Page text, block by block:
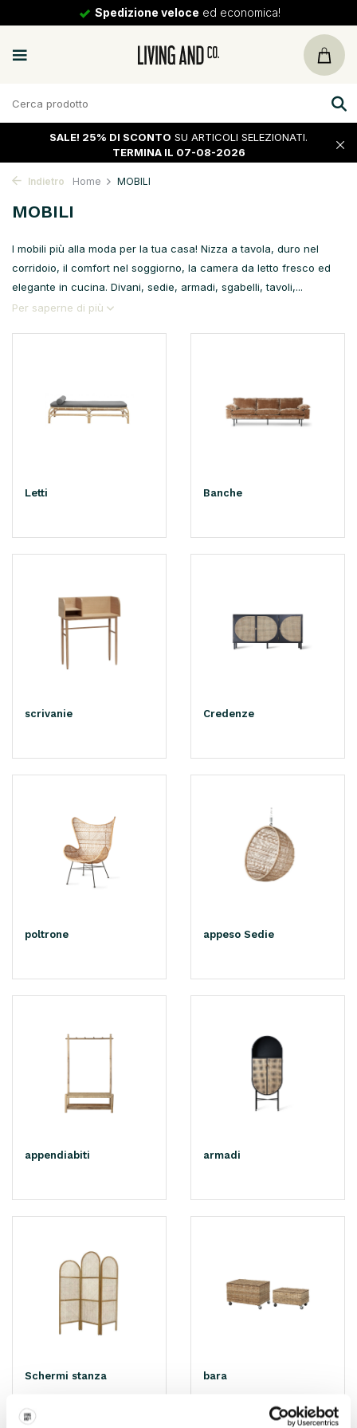
Spedizione veloce ed economica!
SALE! 25% DI SCONTO SU ARTICOLI SELEZIONATI.
TERMINA IL 07-08-2026
Indietro Home MOBILI
MOBILI
I mobili più alla moda per la tua casa! Nizza a tavola, duro nel
corridoio, il comfort nel soggiorno, la camera da letto fresco ed
elegante in cucina. Divani, sedie, armadi, sgabelli, tavoli,...
Per saperne di più
Letti Banche
scrivanie Credenze
poltrone appeso Sedie
appendiabiti armadi
Schermi stanza bara